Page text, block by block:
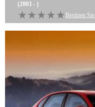
(2003 - )
★★★★★
★★★★★ Besitzen